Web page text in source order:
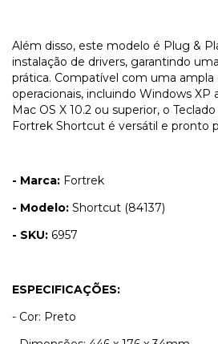
Além disso, este modelo é Plug &
instalação de drivers, garantindo
prática. Compatível com uma
operacionais, incluindo Windows XP
Mac OS X 10.2 ou superior, o
Fortrek Shortcut é versátil e pronto
- Marca: Fortrek
- Modelo: Shortcut (84137)
- SKU: 6957
ESPECIFICAÇÕES:
- Cor: Preto